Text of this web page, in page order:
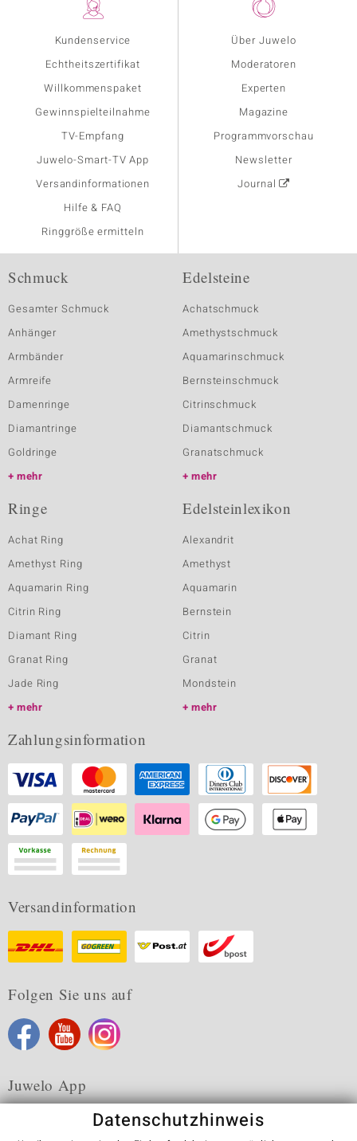
Kundenservice
Echtheitszertifikat
Willkommenspaket
Gewinnspielteilnahme
TV-Empfang
Juwelo-Smart-TV App
Versandinformationen
Hilfe & FAQ
Ringgröße ermitteln
Über Juwelo
Moderatoren
Experten
Magazine
Programmvorschau
Newsletter
Journal
Schmuck
Gesamter Schmuck
Anhänger
Armbänder
Armreife
Damenringe
Diamantringe
Goldringe
mehr
Edelsteine
Achatschmuck
Amethystschmuck
Aquamarinschmuck
Bernsteinschmuck
Citrinschmuck
Diamantschmuck
Granatschmuck
mehr
Ringe
Achat Ring
Amethyst Ring
Aquamarin Ring
Citrin Ring
Diamant Ring
Granat Ring
Jade Ring
mehr
Edelsteinlexikon
Alexandrit
Amethyst
Aquamarin
Bernstein
Citrin
Granat
Mondstein
mehr
Zahlungsinformation
Versandinformation
Folgen Sie uns auf
Juwelo App
Datenschutzhinweis